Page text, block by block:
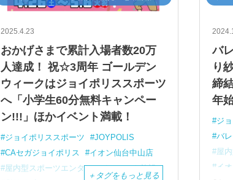
2025.4.23
おかげさまで累計入場者数20万
人達成！ 祝☆3周年 ゴールデン
ウィークはジョイポリススポーツ
へ「小学生60分無料キャンペー
ン!!!」ほかイベント満載！
ジョイポリススポーツ
JOYPOLIS
CAセガジョイポリス
イオン仙台中山店
屋内型スポーツエンターテインメント施設
＋ タグをもっと見る
バ
り
締
年
ジ
バ
屋
イ